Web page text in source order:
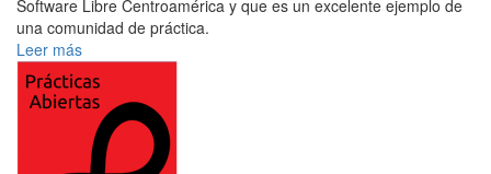
Software Libre Centroamérica y que es un excelente ejemplo de
una comunidad de práctica.
Leer más